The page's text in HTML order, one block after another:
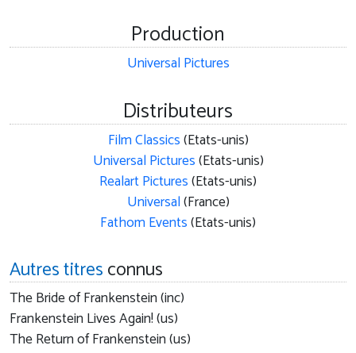
Production
Universal Pictures
Distributeurs
Film Classics(Etats-unis)
Universal Pictures(Etats-unis)
Realart Pictures(Etats-unis)
Universal(France)
Fathom Events(Etats-unis)
Autres titresconnus
The Bride of Frankenstein (inc)
Frankenstein Lives Again! (us)
The Return of Frankenstein (us)